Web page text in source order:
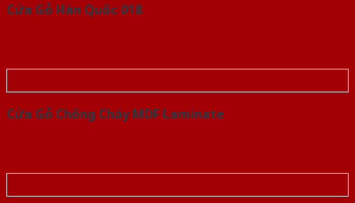
Cửa Gỗ Hàn Quốc 018
Cửa Gỗ Chống Cháy MDF Laminate